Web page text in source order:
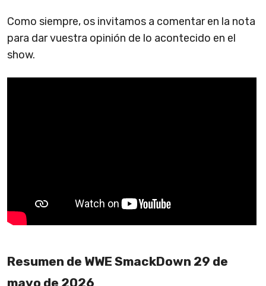
Como siempre, os invitamos a comentar en la nota
para dar vuestra opinión de lo acontecido en el
show.
Resumen de WWE SmackDown 29 de
mayo de 2026